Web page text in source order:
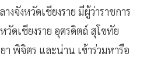
จังหวัดเชียงราย มีผู้ว่าราชการ
ดเชียงราย อุตรดิตถ์ สุโขทัย
พิจิตร และน่าน เข้าร่วมหารือ